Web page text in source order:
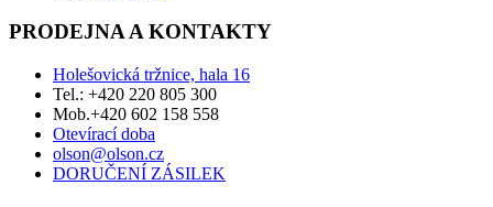
PRODEJNA A KONTAKTY
Holešovická tržnice, hala 16
Tel.: +420 220 805 300
Mob.+420 602 158 558
Otevírací doba
olson@olson.cz
DORUČENÍ ZÁSILEK